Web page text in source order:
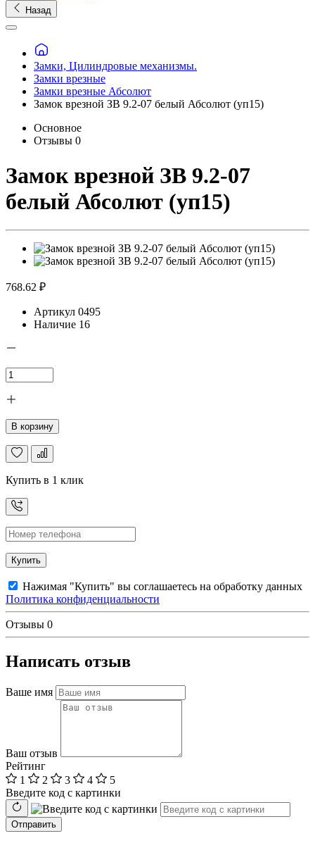
Назад
Замки, Цилиндровые механизмы.
Замки врезные
Замки врезные Абсолют
Замок врезной ЗВ 9.2-07 белый Абсолют (уп15)
Основное
Отзывы 0
Замок врезной ЗВ 9.2-07
белый Абсолют (уп15)
768.62 ₽
Артикул 0495
Наличие 16
В корзину
Купить в 1 клик
Купить
Нажимая "Купить" вы соглашаетесь на обработку данных
Политика конфиденциальности
Отзывы 0
Написать отзыв
Ваше имя
Ваш отзыв
Рейтинг
1
2 3 4
5
Введите код с картинки
Отправить